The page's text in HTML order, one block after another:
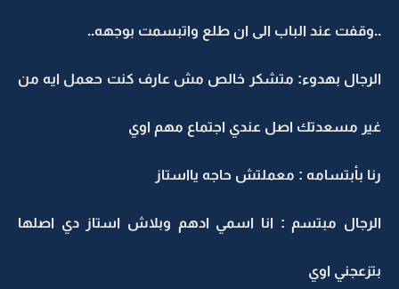
..وقفت عند الباب الى ان طلع واتبسمت بوجهه..
الرجال بهدوء: متشكر خالص مش عارف كنت حعمل ايه من
غير مسعدتك اصل عندي اجتماع مهم اوي
رنا بأبتسامه : معملتش حاجه يااستاز
الرجال مبتسم : انا اسمي ادهم وبلاش استاز دي اصلها
بتزعجني اوي